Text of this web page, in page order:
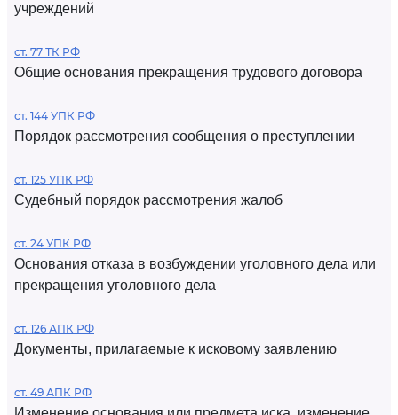
учреждений
ст. 77 ТК РФ
Общие основания прекращения трудового договора
ст. 144 УПК РФ
Порядок рассмотрения сообщения о преступлении
ст. 125 УПК РФ
Судебный порядок рассмотрения жалоб
ст. 24 УПК РФ
Основания отказа в возбуждении уголовного дела или
прекращения уголовного дела
ст. 126 АПК РФ
Документы, прилагаемые к исковому заявлению
ст. 49 АПК РФ